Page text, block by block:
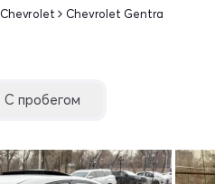
Chevrolet Chevrolet Gentra
С пробегом